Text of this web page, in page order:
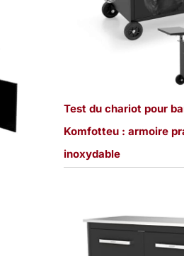
Test du chariot pour
Komfotteu : armoire
inoxydable